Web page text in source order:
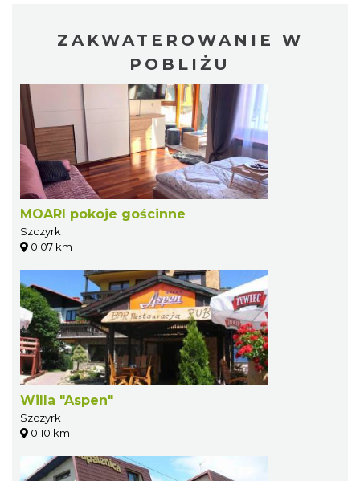
ZAKWATEROWANIE W
POBLIŻU
MOARI pokoje gościnne
Szczyrk
0.07 km
Willa "Aspen"
Szczyrk
0.10 km